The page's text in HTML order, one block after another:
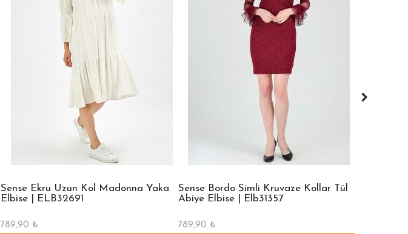
Sense Ekru Uzun Kol Madonna Yaka
Elbise | ELB32691
789,90 ₺
Sense Bordo Simli Kruvaze Kollar Tül
Abiye Elbise | Elb31357
789,90 ₺